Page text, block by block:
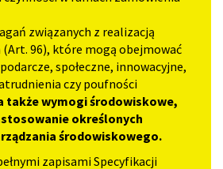
związanych z realizacją
96), które mogą obejmować
społeczne, innowacyjne,
czy poufności
także wymogi środowiskowe,
określonych
środowiskowego.
zapisami Specyfikacji